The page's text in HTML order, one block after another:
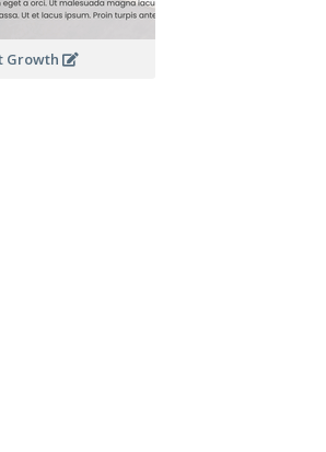
Growth